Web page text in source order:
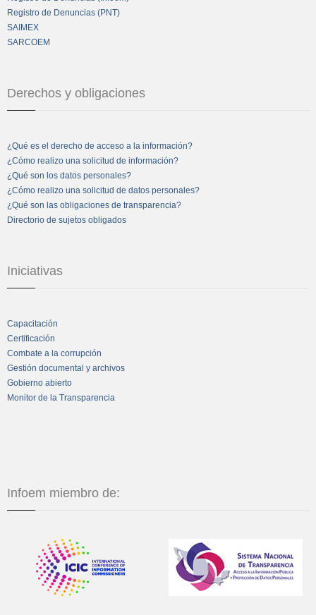
Registro de Denuncias (PNT)
SAIMEX
SARCOEM
Derechos y obligaciones
¿Qué es el derecho de acceso a la información?
¿Cómo realizo una solicitud de información?
¿Qué son los datos personales?
¿Cómo realizo una solicitud de datos personales?
¿Qué son las obligaciones de transparencia?
Directorio de sujetos obligados
Iniciativas
Capacitación
Certificación
Combate a la corrupción
Gestión documental y archivos
Gobierno abierto
Monitor de la Transparencia
Infoem miembro de: